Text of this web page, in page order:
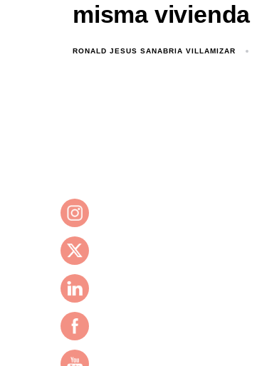
misma vivienda
RONALD JESUS SANABRIA VILLAMIZAR